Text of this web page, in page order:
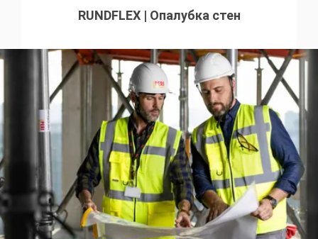
RUNDFLEX | Опалубка стен